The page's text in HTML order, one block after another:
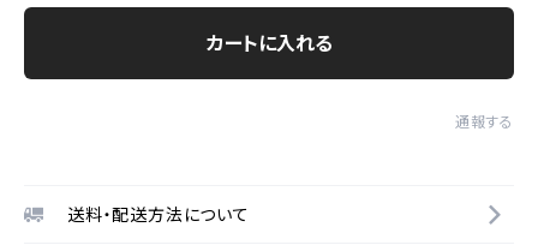
カートに入れる
通報する
送料・配送方法について